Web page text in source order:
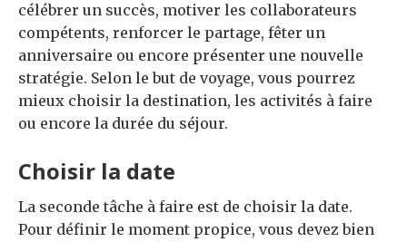
célébrer un succès, motiver les collaborateurs
compétents, renforcer le partage, fêter un
anniversaire ou encore présenter une nouvelle
stratégie. Selon le but de voyage, vous pourrez
mieux choisir la destination, les activités à faire
ou encore la durée du séjour.
Choisir la date
La seconde tâche à faire est de choisir la date.
Pour définir le moment propice, vous devez bien